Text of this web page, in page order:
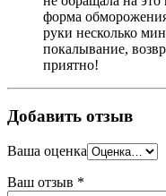
форма
руки несколько
покалывание,
приятно!
Добавить отзыв
Ваша оценка
Ваш отзыв *